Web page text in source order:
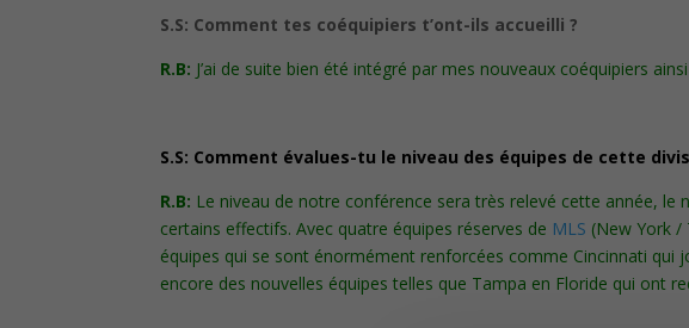
S.S: Comment tes coéquipiers t’ont-ils accueilli ?
R.B: J’ai de suite bien été intégré par mes nouveaux coéquipiers
S.S: Comment évalues-tu le niveau des équipes de cette
R.B: Le niveau de notre conférence sera très relevé cette année,
certains effectifs. Avec quatre équipes réserves de MLS (New York /
équipes qui se sont énormément renforcées comme Cincinnati qui
encore des nouvelles équipes telles que Tampa en Floride qui ont